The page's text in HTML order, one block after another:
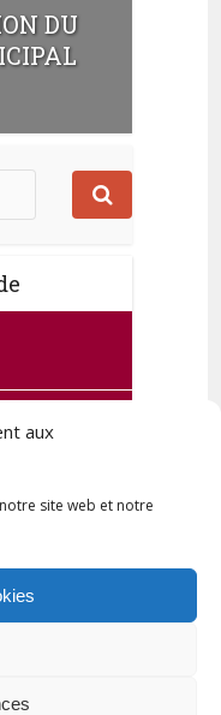
aux
site web et notre
DU
de Quingey / Création -